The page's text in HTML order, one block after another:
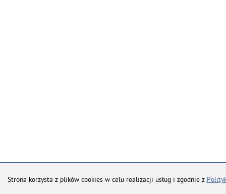
Strona korzysta z plików cookies w celu realizacji usług i zgodnie z